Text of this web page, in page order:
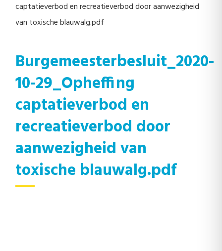
captatieverbod en recreatieverbod door aanwezigheid
van toxische blauwalg.pdf
Burgemeesterbesluit_2020-
10-29_Opheffing
captatieverbod en
recreatieverbod door
aanwezigheid van
toxische blauwalg.pdf